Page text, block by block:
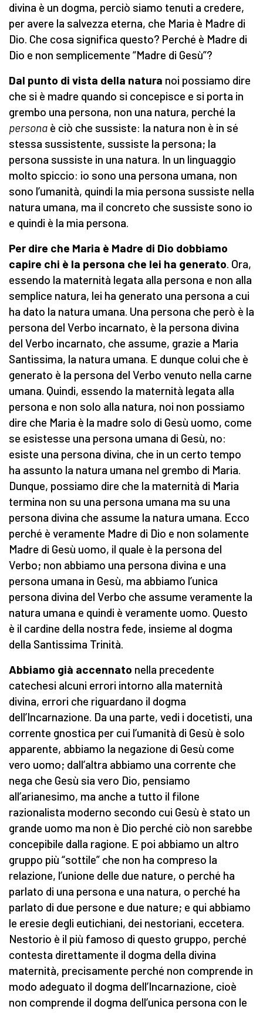
divina è un dogma, perciò siamo tenuti a credere,
per avere la salvezza eterna, che Maria è Madre di
Dio. Che cosa significa questo? Perché è Madre di
Dio e non semplicemente “Madre di Gesù”?
Dal punto di vista della natura noi possiamo dire
che si è madre quando si concepisce e si porta in
grembo una persona, non una natura, perché la
persona è ciò che sussiste: la natura non è in sé
stessa sussistente, sussiste la persona; la
persona sussiste in una natura. In un linguaggio
molto spiccio: io sono una persona umana, non
sono l’umanità, quindi la mia persona sussiste nella
natura umana, ma il concreto che sussiste sono io
e quindi è la mia persona.
Per dire che Maria è Madre di Dio dobbiamo
capire chi è la persona che lei ha generato. Ora,
essendo la maternità legata alla persona e non alla
semplice natura, lei ha generato una persona a cui
ha dato la natura umana. Una persona che però è la
persona del Verbo incarnato, è la persona divina
del Verbo incarnato, che assume, grazie a Maria
Santissima, la natura umana. E dunque colui che è
generato è la persona del Verbo venuto nella carne
umana. Quindi, essendo la maternità legata alla
persona e non solo alla natura, noi non possiamo
dire che Maria è la madre solo di Gesù uomo, come
se esistesse una persona umana di Gesù, no:
esiste una persona divina, che in un certo tempo
ha assunto la natura umana nel grembo di Maria.
Dunque, possiamo dire che la maternità di Maria
termina non su una persona umana ma su una
persona divina che assume la natura umana. Ecco
perché è veramente Madre di Dio e non solamente
Madre di Gesù uomo, il quale è la persona del
Verbo; non abbiamo una persona divina e una
persona umana in Gesù, ma abbiamo l’unica
persona divina del Verbo che assume veramente la
natura umana e quindi è veramente uomo. Questo
è il cardine della nostra fede, insieme al dogma
della Santissima Trinità.
Abbiamo già accennato nella precedente
catechesi alcuni errori intorno alla maternità
divina, errori che riguardano il dogma
dell’Incarnazione. Da una parte, vedi i docetisti, una
corrente gnostica per cui l’umanità di Gesù è solo
apparente, abbiamo la negazione di Gesù come
vero uomo; dall’altra abbiamo una corrente che
nega che Gesù sia vero Dio, pensiamo
all’arianesimo, ma anche a tutto il filone
razionalista moderno secondo cui Gesù è stato un
grande uomo ma non è Dio perché ciò non sarebbe
concepibile dalla ragione. E poi abbiamo un altro
gruppo più “sottile” che non ha compreso la
relazione, l’unione delle due nature, o perché ha
parlato di una persona e una natura, o perché ha
parlato di due persone e due nature; e qui abbiamo
le eresie degli eutichiani, dei nestoriani, eccetera.
Nestorio è il più famoso di questo gruppo, perché
contesta direttamente il dogma della divina
maternità, precisamente perché non comprende in
modo adeguato il dogma dell’Incarnazione, cioè
non comprende il dogma dell’unica persona con le